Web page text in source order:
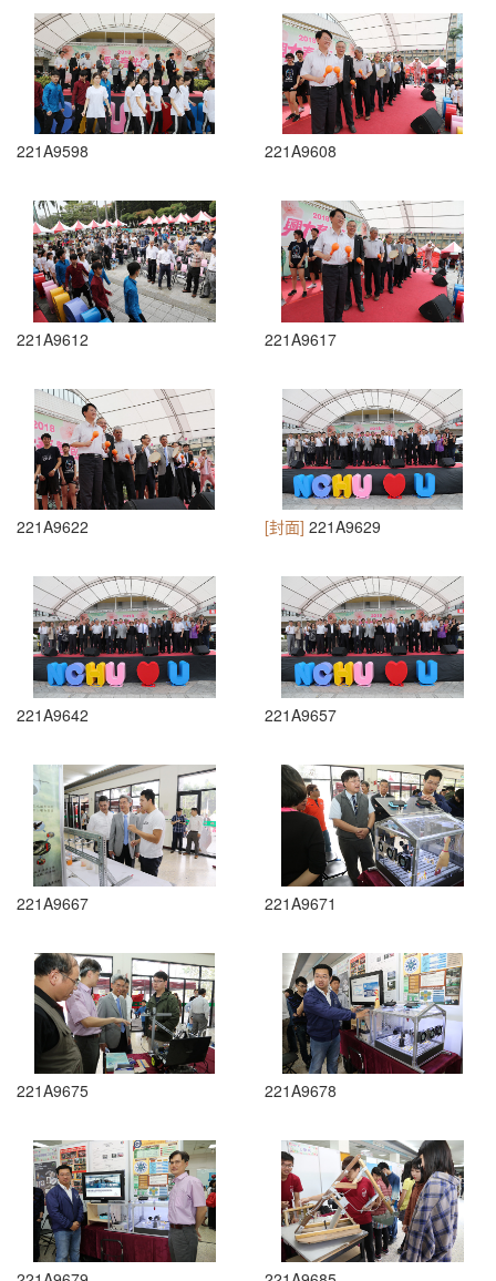
221A9598 221A9608
221A9612 221A9617
221A9622 [封面] 221A9629
221A9642 221A9657
221A9667 221A9671
221A9675 221A9678